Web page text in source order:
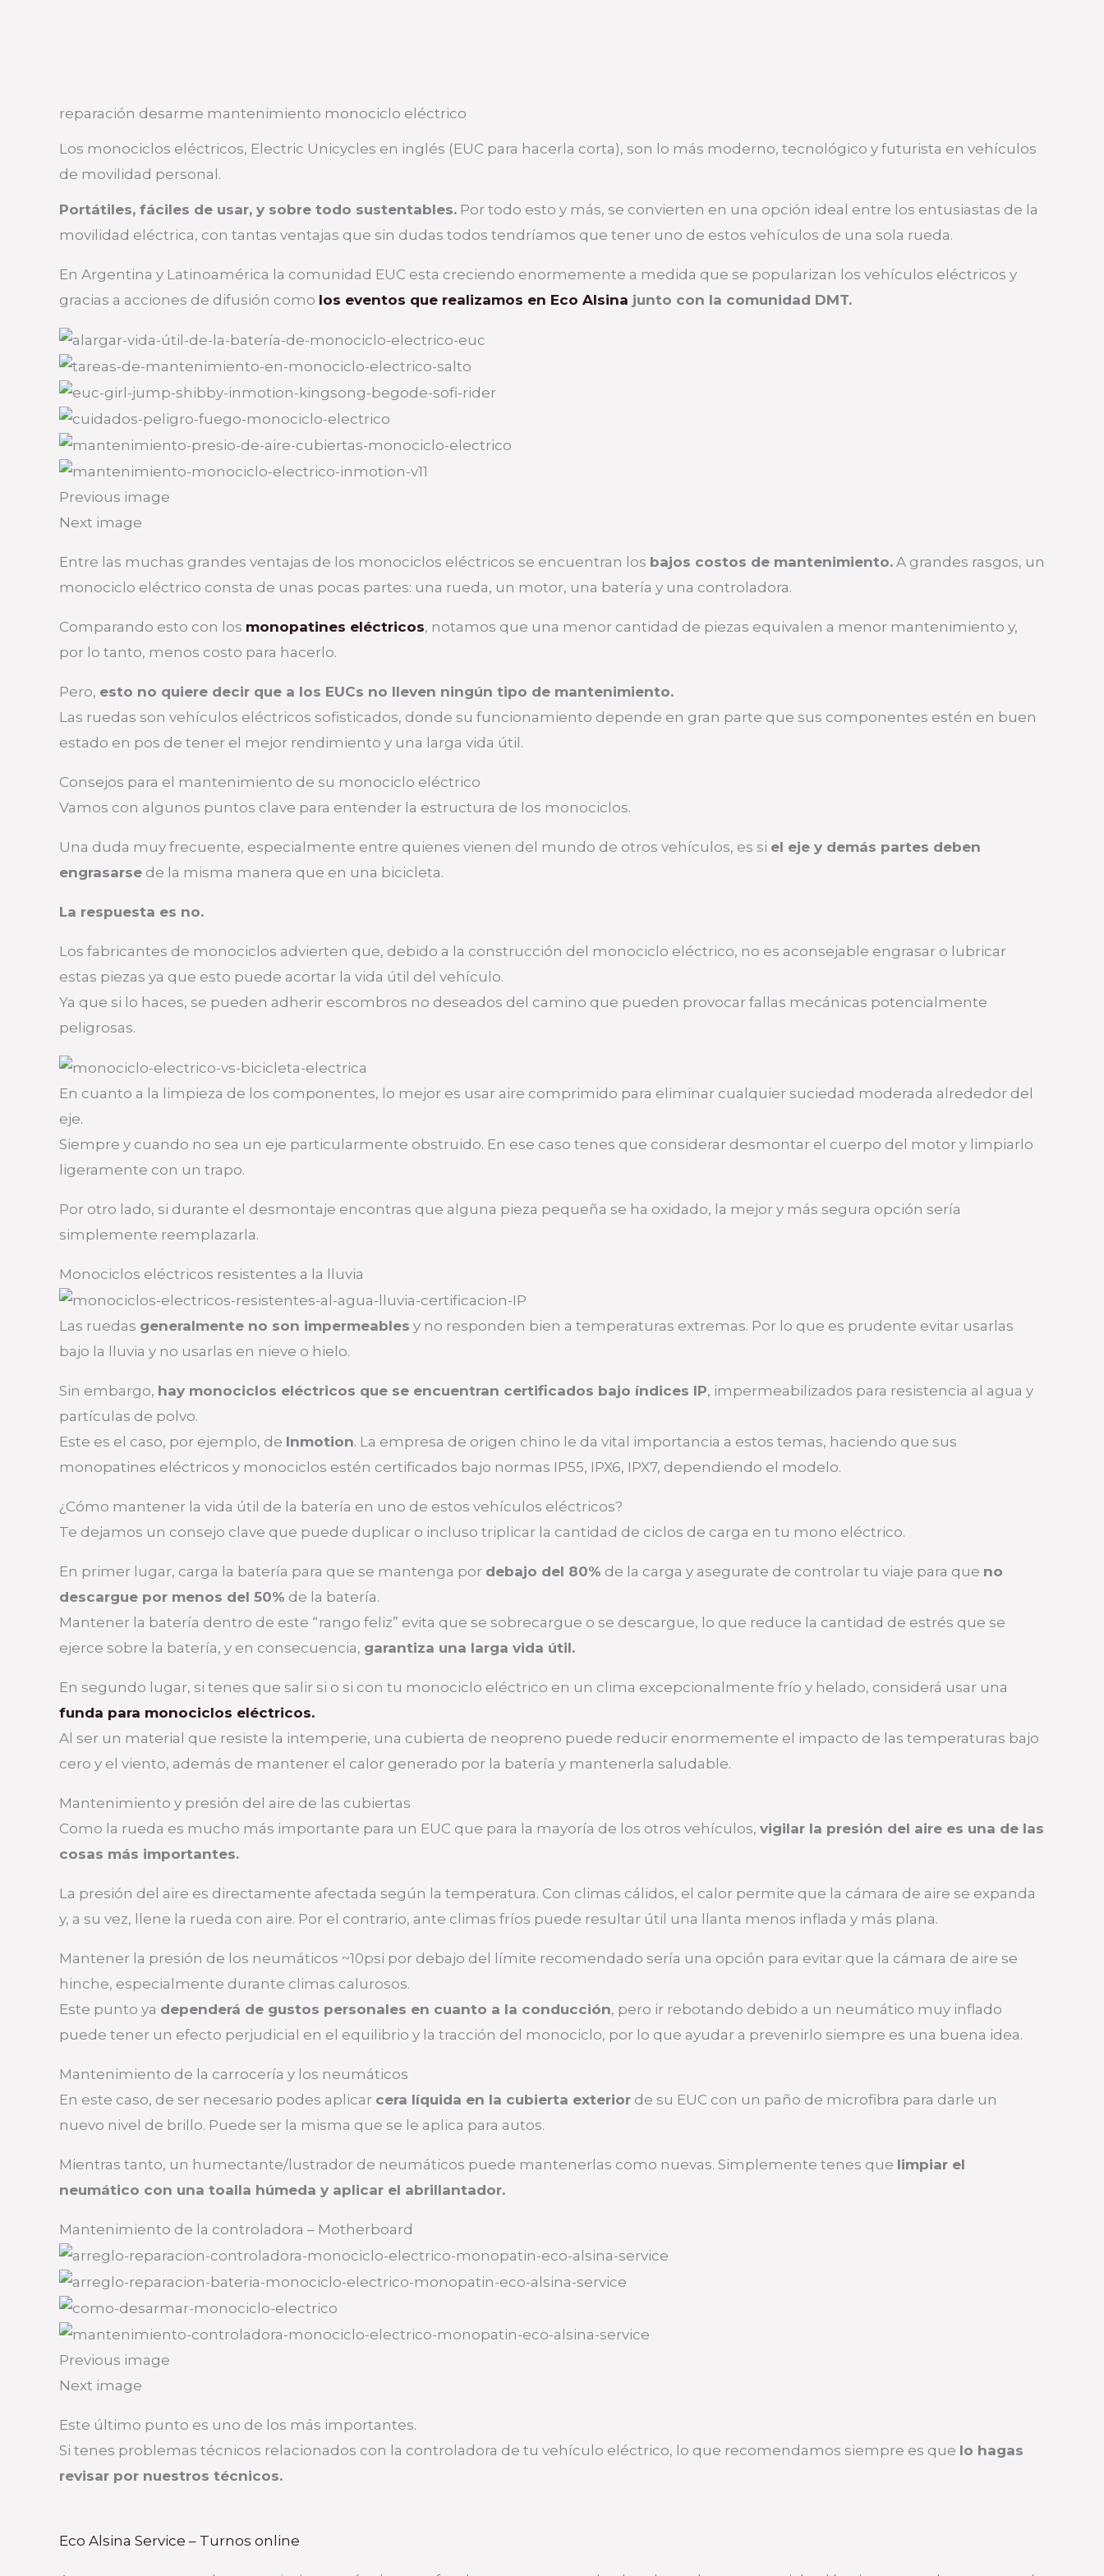
reparación desarme mantenimiento monociclo eléctrico
Los monociclos eléctricos, Electric Unicycles en inglés (EUC para hacerla corta), son lo más moderno, tecnológico y futurista en vehículos
de movilidad personal.
Portátiles, fáciles de usar, y sobre todo sustentables. Por todo esto y más, se convierten en una opción ideal entre los entusiastas de la
movilidad eléctrica, con tantas ventajas que sin dudas todos tendríamos que tener uno de estos vehículos de una sola rueda.
En Argentina y Latinoamérica la comunidad EUC esta creciendo enormemente a medida que se popularizan los vehículos eléctricos y
gracias a acciones de difusión como los eventos que realizamos en Eco Alsina junto con la comunidad DMT.
Previous image
Next image
Entre las muchas grandes ventajas de los monociclos eléctricos se encuentran los bajos costos de mantenimiento. A grandes rasgos, un
monociclo eléctrico consta de unas pocas partes: una rueda, un motor, una batería y una controladora.
Comparando esto con los monopatines eléctricos, notamos que una menor cantidad de piezas equivalen a menor mantenimiento y,
por lo tanto, menos costo para hacerlo.
Pero, esto no quiere decir que a los EUCs no lleven ningún tipo de mantenimiento.
Las ruedas son vehículos eléctricos sofisticados, donde su funcionamiento depende en gran parte que sus componentes estén en buen
estado en pos de tener el mejor rendimiento y una larga vida útil.
Consejos para el mantenimiento de su monociclo eléctrico
Vamos con algunos puntos clave para entender la estructura de los monociclos.
Una duda muy frecuente, especialmente entre quienes vienen del mundo de otros vehículos, es si el eje y demás partes deben
engrasarse de la misma manera que en una bicicleta.
La respuesta es no.
Los fabricantes de monociclos advierten que, debido a la construcción del monociclo eléctrico, no es aconsejable engrasar o lubricar
estas piezas ya que esto puede acortar la vida útil del vehículo.
Ya que si lo haces, se pueden adherir escombros no deseados del camino que pueden provocar fallas mecánicas potencialmente
peligrosas.
En cuanto a la limpieza de los componentes, lo mejor es usar aire comprimido para eliminar cualquier suciedad moderada alrededor del
eje.
Siempre y cuando no sea un eje particularmente obstruido. En ese caso tenes que considerar desmontar el cuerpo del motor y limpiarlo
ligeramente con un trapo.
Por otro lado, si durante el desmontaje encontras que alguna pieza pequeña se ha oxidado, la mejor y más segura opción sería
simplemente reemplazarla.
Monociclos eléctricos resistentes a la lluvia
Las ruedas generalmente no son impermeables y no responden bien a temperaturas extremas. Por lo que es prudente evitar usarlas
bajo la lluvia y no usarlas en nieve o hielo.
Sin embargo, hay monociclos eléctricos que se encuentran certificados bajo índices IP, impermeabilizados para resistencia al agua y
partículas de polvo.
Este es el caso, por ejemplo, de Inmotion. La empresa de origen chino le da vital importancia a estos temas, haciendo que sus
monopatines eléctricos y monociclos estén certificados bajo normas IP55, IPX6, IPX7, dependiendo el modelo.
¿Cómo mantener la vida útil de la batería en uno de estos vehículos eléctricos?
Te dejamos un consejo clave que puede duplicar o incluso triplicar la cantidad de ciclos de carga en tu mono eléctrico.
En primer lugar, carga la batería para que se mantenga por debajo del 80% de la carga y asegurate de controlar tu viaje para que no
descargue por menos del 50% de la batería.
Mantener la batería dentro de este “rango feliz” evita que se sobrecargue o se descargue, lo que reduce la cantidad de estrés que se
ejerce sobre la batería, y en consecuencia, garantiza una larga vida útil.
En segundo lugar, si tenes que salir si o si con tu monociclo eléctrico en un clima excepcionalmente frío y helado, considerá usar una
funda para monociclos eléctricos.
Al ser un material que resiste la intemperie, una cubierta de neopreno puede reducir enormemente el impacto de las temperaturas bajo
cero y el viento, además de mantener el calor generado por la batería y mantenerla saludable.
Mantenimiento y presión del aire de las cubiertas
Como la rueda es mucho más importante para un EUC que para la mayoría de los otros vehículos, vigilar la presión del aire es una de las
cosas más importantes.
La presión del aire es directamente afectada según la temperatura. Con climas cálidos, el calor permite que la cámara de aire se expanda
y, a su vez, llene la rueda con aire. Por el contrario, ante climas fríos puede resultar útil una llanta menos inflada y más plana.
Mantener la presión de los neumáticos ~10psi por debajo del límite recomendado sería una opción para evitar que la cámara de aire se
hinche, especialmente durante climas calurosos.
Este punto ya dependerá de gustos personales en cuanto a la conducción, pero ir rebotando debido a un neumático muy inflado
puede tener un efecto perjudicial en el equilibrio y la tracción del monociclo, por lo que ayudar a prevenirlo siempre es una buena idea.
Mantenimiento de la carrocería y los neumáticos
En este caso, de ser necesario podes aplicar cera líquida en la cubierta exterior de su EUC con un paño de microfibra para darle un
nuevo nivel de brillo. Puede ser la misma que se le aplica para autos.
Mientras tanto, un humectante/lustrador de neumáticos puede mantenerlas como nuevas. Simplemente tenes que limpiar el
neumático con una toalla húmeda y aplicar el abrillantador.
Mantenimiento de la controladora – Motherboard
Previous image
Next image
Este último punto es uno de los más importantes.
Si tenes problemas técnicos relacionados con la controladora de tu vehículo eléctrico, lo que recomendamos siempre es que lo hagas
revisar por nuestros técnicos.
Eco Alsina Service – Turnos online